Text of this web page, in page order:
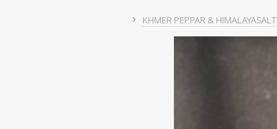
KHMER PEPPAR & HIMALAYASALT